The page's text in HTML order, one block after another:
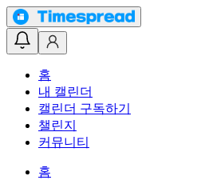
홈
내 캘린더
캘린더 구독하기
챌린지
커뮤니티
홈